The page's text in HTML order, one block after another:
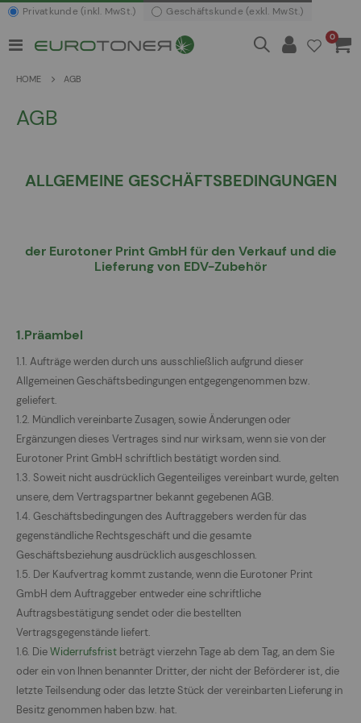
Privatkunde (inkl. MwSt.) Geschäftskunde (exkl. MwSt.)
Navigation
0Artikel
HOME AGB
AGB
ALLGEMEINE GESCHÄFTSBEDINGUNGEN
der Eurotoner Print GmbH für den Verkauf und die
Lieferung von EDV-Zubehör
1.Präambel
1.1. Aufträge werden durch uns ausschließlich aufgrund dieser
Allgemeinen Geschäftsbedingungen entgegengenommen bzw.
geliefert.
1.2. Mündlich vereinbarte Zusagen, sowie Änderungen oder
Ergänzungen dieses Vertrages sind nur wirksam, wenn sie von der
Eurotoner Print GmbH schriftlich bestätigt worden sind.
1.3. Soweit nicht ausdrücklich Gegenteiliges vereinbart wurde, gelten
unsere, dem Vertragspartner bekannt gegebenen AGB.
1.4. Geschäftsbedingungen des Auftraggebers werden für das
gegenständliche Rechtsgeschäft und die gesamte
Geschäftsbeziehung ausdrücklich ausgeschlossen.
1.5. Der Kaufvertrag kommt zustande, wenn die Eurotoner Print
GmbH dem Auftraggeber entweder eine schriftliche
Auftragsbestätigung sendet oder die bestellten
Vertragsgegenstände liefert.
1.6. DieWiderrufsfrist beträgt vierzehn Tage ab dem Tag, an dem Sie
oder ein von Ihnen benannter Dritter, der nicht der Beförderer ist, die
letzte Teilsendung oder das letzte Stück der vereinbarten Lieferung in
Besitz genommen haben bzw. hat.